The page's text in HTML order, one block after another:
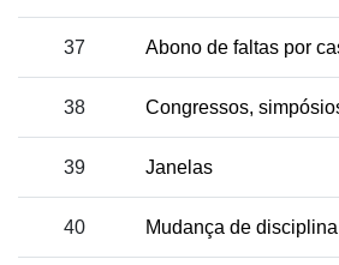
37 Abono de faltas por
38 Congressos,
39 Janelas
40 Mudança de disciplina